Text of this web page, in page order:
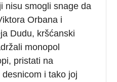
nisu smogli snage da
Orbana i
Dudu, kršćanski
monopol
pristati na
i tako joj